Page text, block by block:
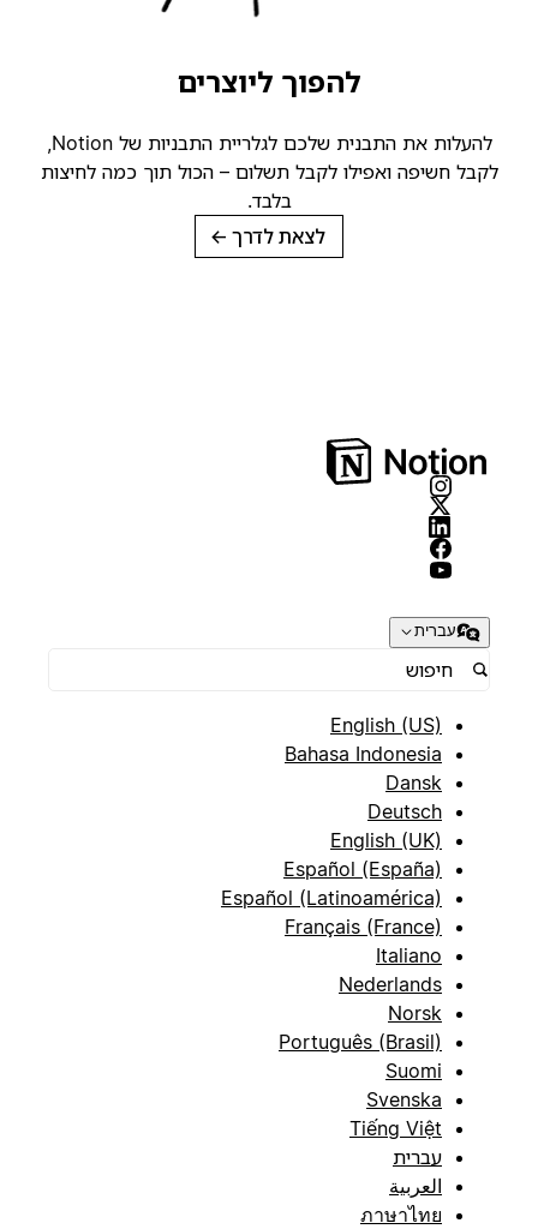
להפוך ליוצרים
להעלות את התבנית שלכם לגלריית התבניות של Notion,
לקבל חשיפה ואפילו לקבל תשלום – הכול תוך כמה לחיצות
בלבד.
לצאת לדרך→
עברית
English (US)
Bahasa Indonesia
Dansk
Deutsch
English (UK)
Español (España)
Español (Latinoamérica)
Français (France)
Italiano
Nederlands
Norsk
Português (Brasil)
Suomi
Svenska
Tiếng Việt
עברית
العربية
ภาษาไทย